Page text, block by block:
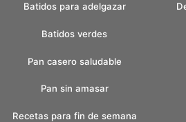
Batidos para adelgazar
Batidos verdes
Pan casero saludable
Pan sin amasar
Recetas para fin de semana